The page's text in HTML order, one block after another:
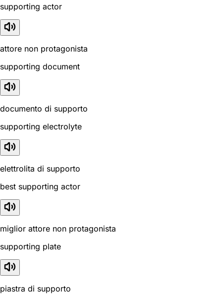
supporting actor
attore non protagonista
supporting document
documento di supporto
supporting electrolyte
elettrolita di supporto
best supporting actor
miglior attore non protagonista
supporting plate
piastra di supporto